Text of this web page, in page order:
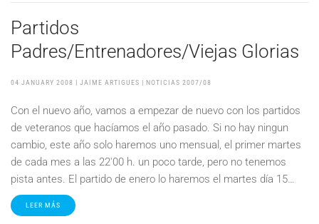
Partidos
Padres/Entrenadores/Viejas Glorias
04 JANUARY 2008 | JAIME ARTIGUES | NOTICIAS 2007/08
Con el nuevo año, vamos a empezar de nuevo con los partidos
de veteranos que hacíamos el año pasado. Si no hay ningun
cambio, este año solo haremos uno mensual, el primer martes
de cada mes a las 22'00 h. un poco tarde, pero no tenemos
pista antes. El partido de enero lo haremos el martes día 15…
LEER MÁS